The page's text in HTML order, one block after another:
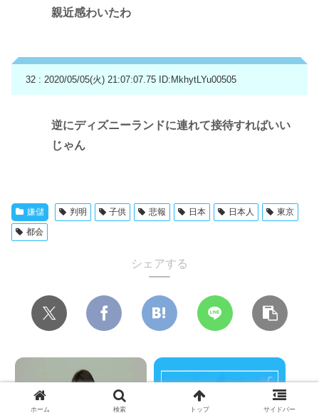
親近感わいたわ
32 : 2020/05/05(火) 21:07:07.75 ID:MkhytLYu00505
逆にディズニーランドに連れて接待すればいい
じゃん
嫌儲 判明 子供 悲報 日本 日本人
東京
都会
シェアする
ホーム 検索 トップ サイドバー